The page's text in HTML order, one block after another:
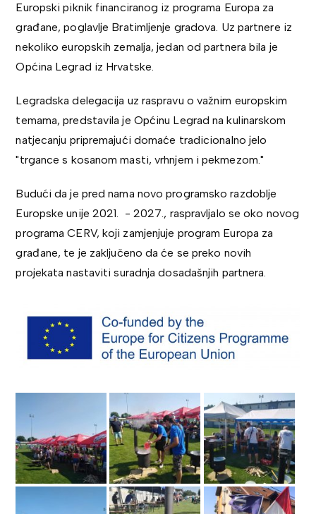
Europski piknik financiranog iz programa Europa za
građane, poglavlje Bratimljenje gradova. Uz partnere iz
nekoliko europskih zemalja, jedan od partnera bila je
Općina Legrad iz Hrvatske.
Legradska delegacija uz raspravu o važnim europskim
temama, predstavila je Općinu Legrad na kulinarskom
natjecanju pripremajući domaće tradicionalno jelo
"trgance s kosanom masti, vrhnjem i pekmezom."
Budući da je pred nama novo programsko razdoblje
Europske unije 2021. - 2027., raspravljalo se oko novog
programa CERV, koji zamjenjuje program Europa za
građane, te je zaključeno da će se preko novih
projekata nastaviti suradnja dosadašnjih partnera.